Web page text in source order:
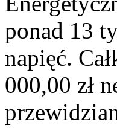
ponad 13
napięć.
000,00 zł